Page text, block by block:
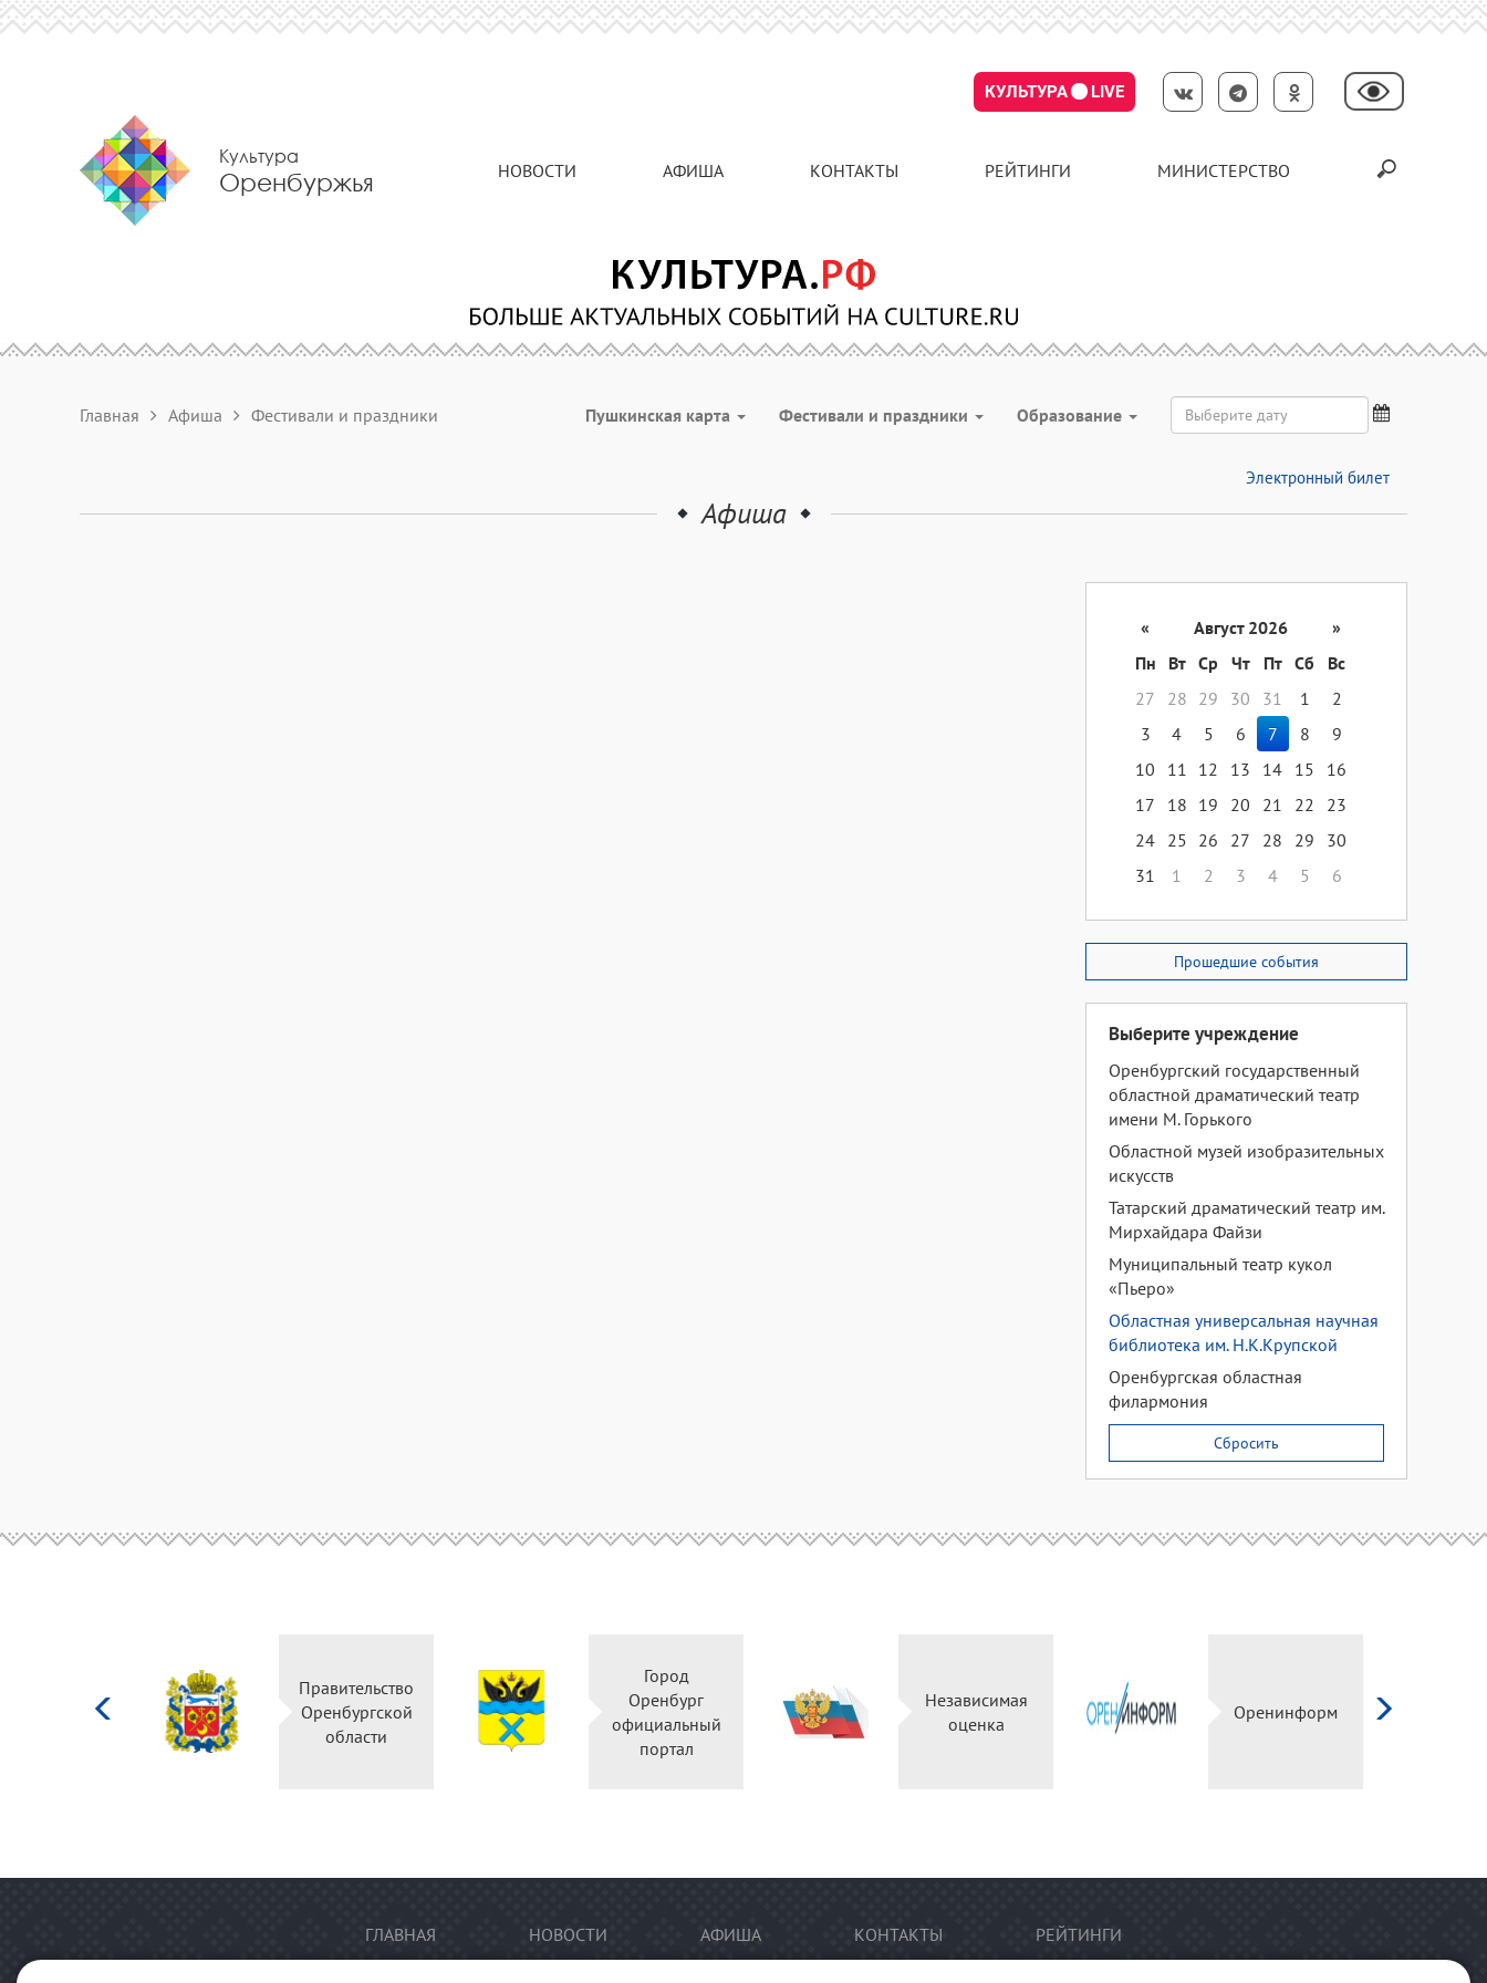
КУЛЬТУРА LIVE
Культура
Оренбуржья НОВОСТИ АФИША КОНТАКТЫ РЕЙТИНГИ МИНИСТЕРСТВО
Главная Афиша Фестивали и праздники Пушкинская карта Фестивали и праздники Образование
Электронный билет
Афиша
« Август 2026
»
Пн
Вт Ср Чт Пт Сб
Вс
27
28 29 30 31 1
2
3
4 5 6 7 8
9
10
11 12 13 14 15
16
17
18 19 20 21 22
23
24 25 26 27 28 29
30
31
1 2 3 4 5 6
Прошедшие события
Выберите учреждение
Оренбургский государственный
областной драматический театр
имени М. Горького
Областной музей изобразительных
искусств
Татарский драматический театр им.
Мирхайдара Файзи
Муниципальный театр кукол
«Пьеро»
Областная универсальная научная
библиотека им. Н.К.Крупской
Оренбургская областная
филармония
Сбросить
Правительство
Оренбургской
области
Город
Оренбург
официальный
портал
Независимая
оценка
Оренинформ
ГЛАВНАЯ НОВОСТИ АФИША КОНТАКТЫ РЕЙТИНГИ